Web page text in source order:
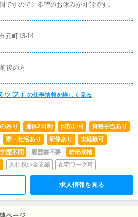
ですのでご希望のお休みが可能です。
元町13-14
後の方
ッフ」 の仕事情報を詳しく見る
み可 週休2日制 日払い可
資格手当あり
寮・社宅あり 研修あり
未経験可
学歴不問 履歴書不要
幹部候補
入社祝い金支給 在宅ワーク可
求人情報を見る
ページ